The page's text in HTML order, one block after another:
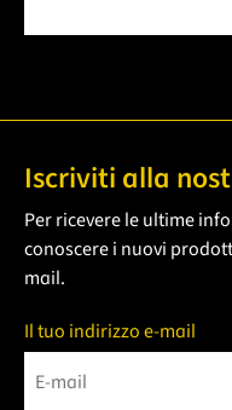
Iscriviti alla
Per ricevere le ultime
conoscere i nuovi
mail.
Il tuo indirizzo e-mail